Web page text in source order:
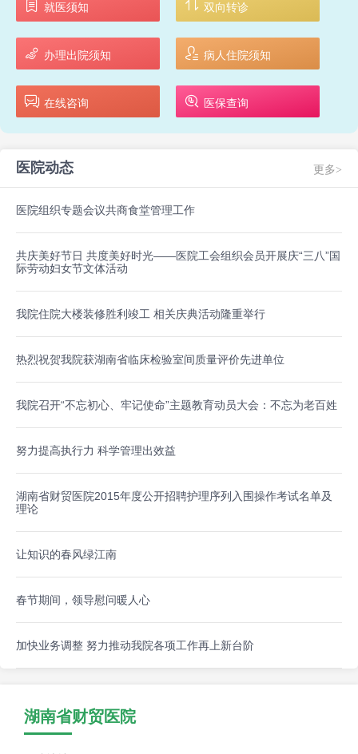
就医须知 双向转诊
办理出院须知 病人住院须知
在线咨询 医保查询
医院动态 更多>
医院组织专题会议共商食堂管理工作
共庆美好节日 共度美好时光——医院工会组织会员开展庆“三八”国
际劳动妇女节文体活动
我院住院大楼装修胜利竣工 相关庆典活动隆重举行
热烈祝贺我院获湖南省临床检验室间质量评价先进单位
我院召开“不忘初心、牢记使命”主题教育动员大会：不忘为老百姓
努力提高执行力 科学管理出效益
湖南省财贸医院2015年度公开招聘护理序列入围操作考试名单及
理论
让知识的春风绿江南
春节期间，领导慰问暖人心
加快业务调整 努力推动我院各项工作再上新台阶
湖南省财贸医院